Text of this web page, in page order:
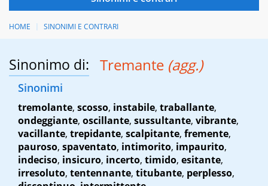
HOME SINONIMI E CONTRARI
Sinonimo di: Tremante (agg.)
Sinonimi
tremolante, scosso, instabile, traballante,
ondeggiante, oscillante, sussultante, vibrante,
vacillante, trepidante, scalpitante, fremente,
pauroso, spaventato, intimorito, impaurito,
indeciso, insicuro, incerto, timido, esitante,
irresoluto, tentennante, titubante, perplesso,